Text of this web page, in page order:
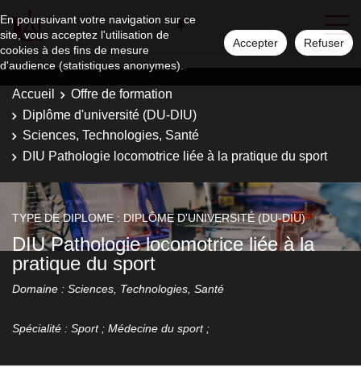
En poursuivant votre navigation sur ce
site, vous acceptez l'utilisation de
cookies à des fins de mesure
d'audience (statistiques anonymes).
Accepter Refuser
Accueil
Offre de formation
Diplôme d'université (DU-DIU)
Sciences, Technologies, Santé
DIU Pathologie locomotrice liée à la pratique du sport
TYPE DE DIPLOME : DIPLÔME D'UNIVERSITÉ (DU-DIU)
DIU Pathologie locomotrice liée à la
pratique du sport
Domaine : Sciences, Technologies, Santé
Spécialité : Sport ; Médecine du sport ;